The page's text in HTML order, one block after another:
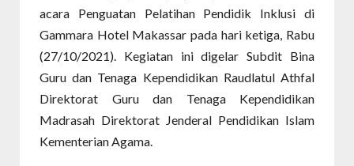
acara Penguatan Pelatihan Pendidik Inklusi di
Gammara Hotel Makassar pada hari ketiga, Rabu
(27/10/2021). Kegiatan ini digelar Subdit Bina
Guru dan Tenaga Kependidikan Raudlatul Athfal
Direktorat Guru dan Tenaga Kependidikan
Madrasah Direktorat Jenderal Pendidikan Islam
Kementerian Agama.